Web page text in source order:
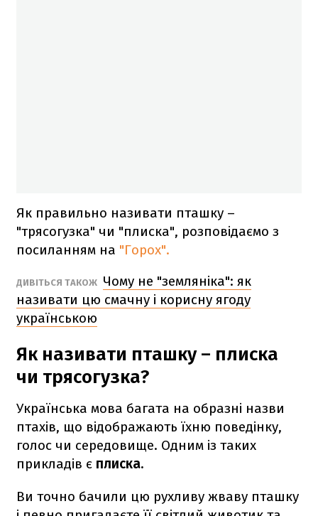
Як правильно називати пташку –
"трясогузка" чи "плиска", розповідаємо з
посиланням на "Горох".
ДИВІТЬСЯ ТАКОЖ Чому не "земляніка": як
називати цю смачну і корисну ягоду
українською
Як називати пташку – плиска
чи трясогузка?
Українська мова багата на образні назви
птахів, що відображають їхню поведінку,
голос чи середовище. Одним із таких
прикладів є плиска.
Ви точно бачили цю рухливу жваву пташку